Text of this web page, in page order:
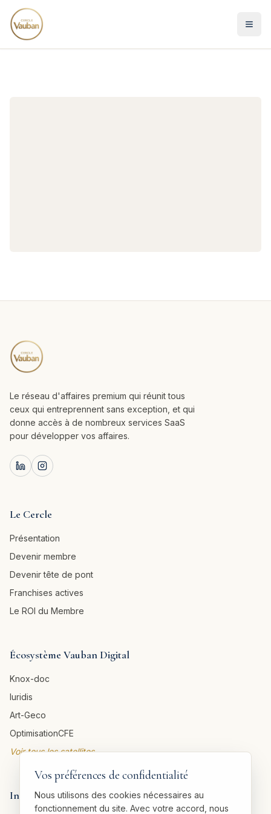
Le réseau d'affaires premium qui réunit tous
ceux qui entreprennent sans exception, et qui
donne accès à de nombreux services SaaS
pour développer vos affaires.
Le Cercle
Présentation
Devenir membre
Devenir tête de pont
Franchises actives
Le ROI du Membre
Écosystème Vauban Digital
Knox-doc
Iuridis
Art-Geco
OptimisationCFE
Voir tous les satellites →
Informations légales
Vos préférences de confidentialité
Nous utilisons des cookies nécessaires au
fonctionnement du site. Avec votre accord, nous